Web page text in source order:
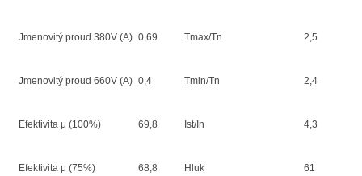
Jmenovitý proud 380V (A) 0,69
Jmenovitý proud 660V (A) 0,4
Efektivita μ (100%) 69,8
Efektivita μ (75%) 68,8
Tmax/Tn 2,5
Tmin/Tn 2,4
Ist/In 4,3
Hluk 61